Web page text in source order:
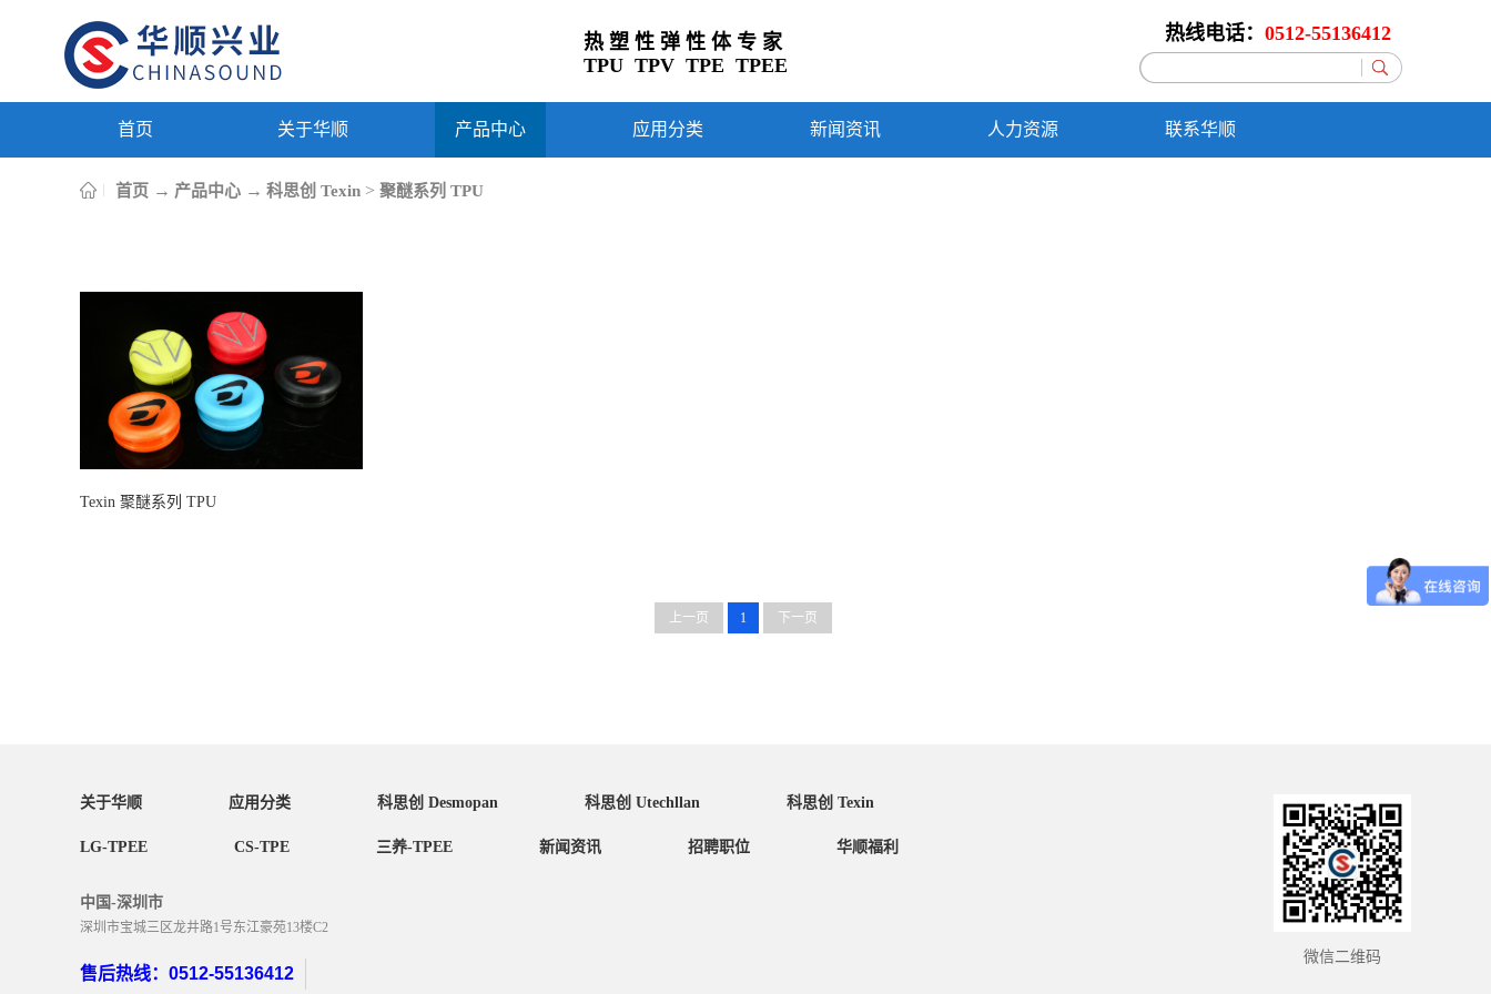
热线电话： 0512-55136412
热 塑 性 弹 性 体 专 家
TPU TPV TPE TPEE
首页 关于华顺 产品中心 应用分类 新闻资讯 人力资源 联系华顺
首页 → 产品中心 → 科思创 Texin > 聚醚系列 TPU
Texin 聚醚系列 TPU
上一页 1 下一页
关于华顺 应用分类 科思创 Desmopan 科思创 Utechllan 科思创 Texin
LG-TPEE CS-TPE 三养-TPEE 新闻资讯 招聘职位 华顺福利
中国-深圳市
深圳市宝城三区龙井路1号东江豪苑13楼C2
售后热线：0512-55136412
微信二维码